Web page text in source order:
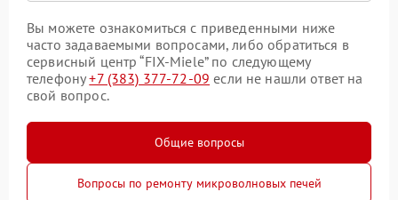
Вы можете ознакомиться с приведенными ниже
часто задаваемыми вопросами, либо обратиться в
сервисный центр “FIX-Miele” по следующему
телефону+7 (383) 377-72-09 если не нашли ответ на
свой вопрос.
Общие вопросы
Вопросы по ремонту микроволновых печей